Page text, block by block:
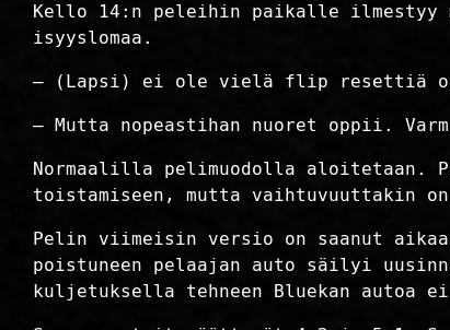
Kello 14:n peleihin paikalle ilmestyy
isyyslomaa.
– (Lapsi) ei ole vielä flip resettiä
– Mutta nopeastihan nuoret oppii.
Normaalilla pelimuodolla aloitetaan.
toistamiseen, mutta vaihtuvuuttakin
Pelin viimeisin versio on saanut
poistuneen pelaajan auto säilyi
kuljetuksella tehneen Bluekan autoa